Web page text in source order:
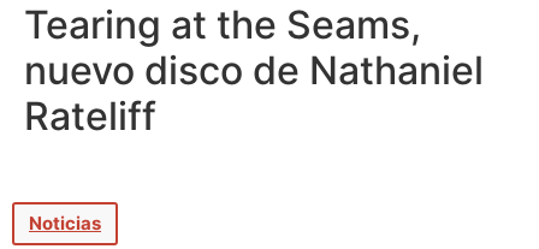
Tearing at the Seams,
nuevo disco de Nathaniel
Rateliff
Noticias